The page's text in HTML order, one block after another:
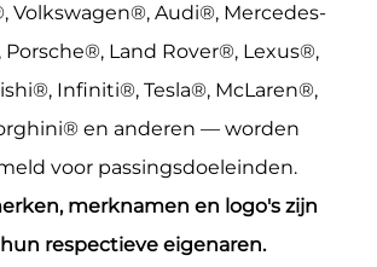
Volkswagen®, Audi®, Mercedes-
Land Rover®, Lexus®,
Infiniti®, Tesla®, McLaren®,
en anderen — worden
voor passingsdoeleinden.
merknamen en logo's zijn
respectieve eigenaren.